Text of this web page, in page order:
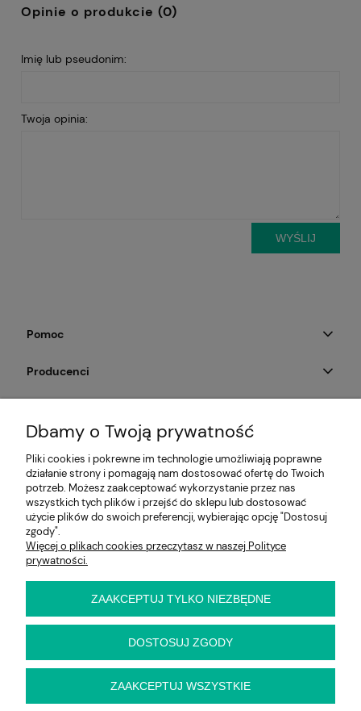
Opinie o produkcie (0)
Imię lub pseudonim:
Twoja opinia:
WYŚLIJ
Pomoc
Producenci
Informacje
E-KRZESŁO
Biuro handlowe (bez ekspozycji). Prosimy o wcześniejszy
kontakt przed wizytą
ul. Cynamonowa 2,
woj. dolnośląskie
22 22 82 046,
biuro@e-krzeslo.com.pl
Dbamy o Twoją prywatność
Pliki cookies i pokrewne im technologie umożliwiają poprawne
działanie strony i pomagają nam dostosować ofertę do Twoich
potrzeb. Możesz zaakceptować wykorzystanie przez nas
wszystkich tych plików i przejść do sklepu lub dostosować
użycie plików do swoich preferencji, wybierając opcję "Dostosuj
zgody".
Więcej o plikach cookies przeczytasz w naszej Polityce
prywatności.
ZAAKCEPTUJ TYLKO NIEZBĘDNE
DOSTOSUJ ZGODY
ZAAKCEPTUJ WSZYSTKIE